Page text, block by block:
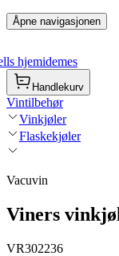
Åpne navigasjonen
hjemidemes
Handlekurv
Vintilbehør
Vinkjøler
Flaskekjøler
Vacuvin
Viners
VR302236